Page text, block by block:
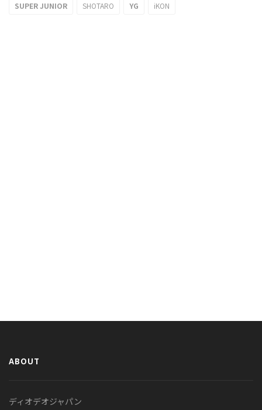
SUPER JUNIOR SHOTARO YG iKON
ABOUT
ディオデオジャパン